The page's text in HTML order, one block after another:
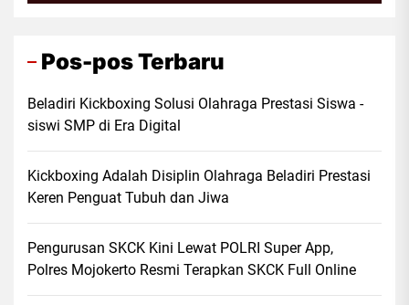
Pos-pos Terbaru
Beladiri Kickboxing Solusi Olahraga Prestasi Siswa -
siswi SMP di Era Digital
Kickboxing Adalah Disiplin Olahraga Beladiri Prestasi
Keren Penguat Tubuh dan Jiwa
Pengurusan SKCK Kini Lewat POLRI Super App,
Polres Mojokerto Resmi Terapkan SKCK Full Online